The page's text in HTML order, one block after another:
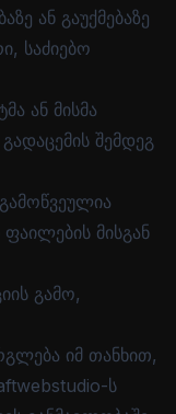
ან გაუქმებაზე
საძიებო
ან მისმა
გადაცემის შემდეგ
მისგან
გამო,
იმ თანხით,
ს